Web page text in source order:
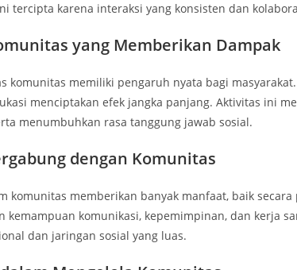
tercipta karena interaksi yang konsisten dan
yang Memberikan Dampak
komunitas memiliki pengaruh nyata bagi
menciptakan efek jangka panjang. Aktivitas ini
menumbuhkan rasa tanggung jawab sosial.
dengan Komunitas
komunitas memberikan banyak manfaat, baik
kemampuan komunikasi, kepemimpinan, dan kerja
dan jaringan sosial yang luas.